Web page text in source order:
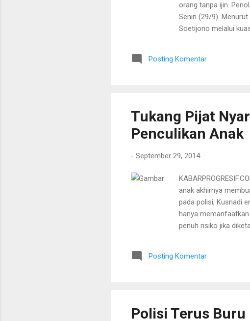
orang tanpa ijin.
Senin (29/9).
Soetijono melalui
dipermasalahkan
Posting Komentar
Tukang Pijat
Penculikan Anak
- September 29, 2014
anak akhirnya
pada polisi, Kusnadi
hanya
penuh risiko jika
ingin memberi
Posting Komentar
Polisi Terus